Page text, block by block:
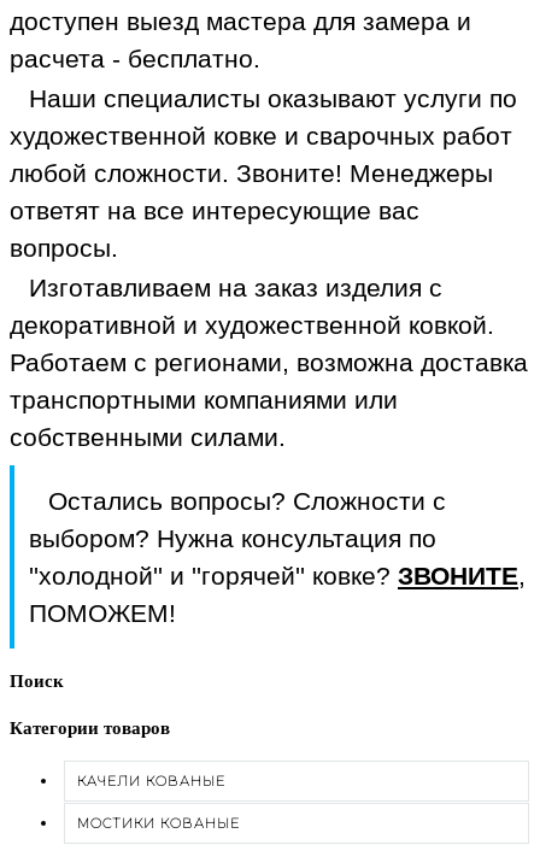
доступен выезд мастера для замера и
расчета - бесплатно.
Наши специалисты оказывают услуги по
художественной ковке и сварочных работ
любой сложности. Звоните! Менеджеры
ответят на все интересующие вас
вопросы.
Изготавливаем на заказ изделия с
декоративной и художественной ковкой.
Работаем с регионами, возможна доставка
транспортными компаниями или
собственными силами.
Остались вопросы? Сложности с
выбором? Нужна консультация по
''холодной'' и ''горячей'' ковке? ЗВОНИТЕ,
ПОМОЖЕМ!
Поиск
Категории товаров
КАЧЕЛИ КОВАНЫЕ
МОСТИКИ КОВАНЫЕ